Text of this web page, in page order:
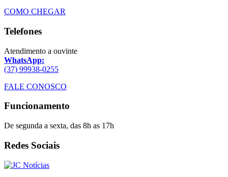
COMO CHEGAR
Telefones
Atendimento a ouvinte
WhatsApp:
(37) 99938-0255
FALE CONOSCO
Funcionamento
De segunda a sexta, das 8h as 17h
Redes Sociais